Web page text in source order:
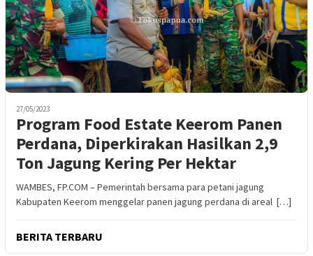
27/05/2023
Program Food Estate Keerom Panen
Perdana, Diperkirakan Hasilkan 2,9
Ton Jagung Kering Per Hektar
WAMBES, FP.COM – Pemerintah bersama para petani jagung
Kabupaten Keerom menggelar panen jagung perdana di areal […]
BERITA TERBARU